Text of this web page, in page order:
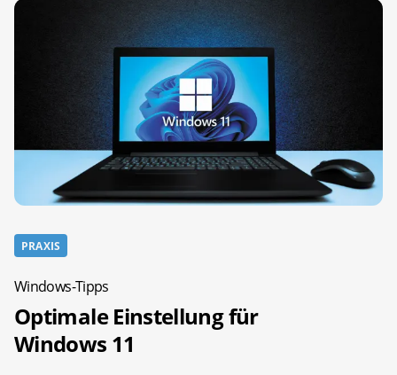
PRAXIS
Windows-Tipps
Optimale Einstellung für
Windows 11